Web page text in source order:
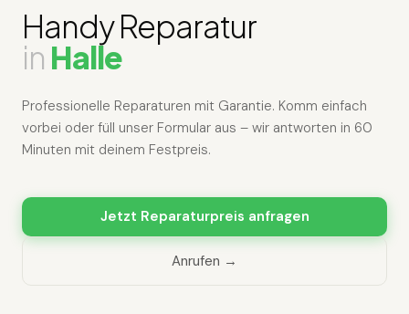
Handy Reparatur
in Halle
Professionelle Reparaturen mit Garantie. Komm einfach
vorbei oder füll unser Formular aus – wir antworten in 60
Minuten mit deinem Festpreis.
Jetzt Reparaturpreis anfragen
Anrufen →